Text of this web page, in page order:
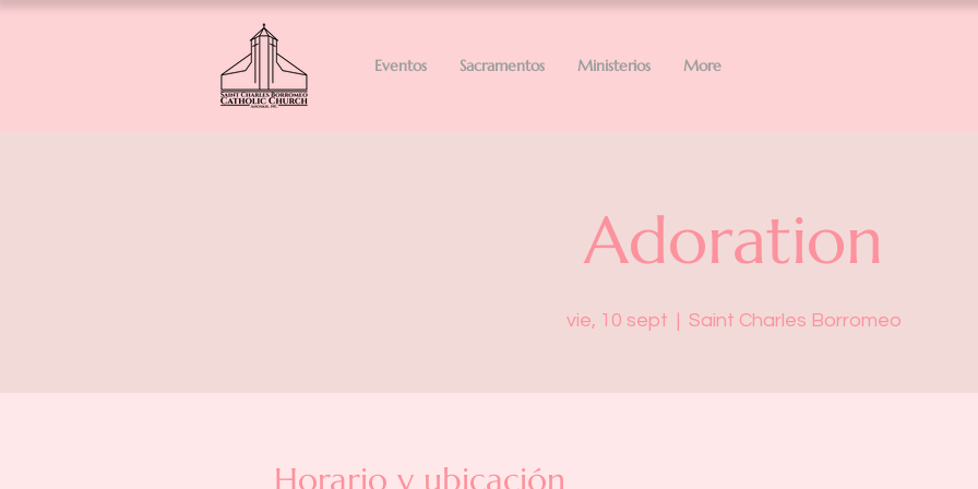
Eventos Sacramentos Ministerios More
Adoration
vie, 10 sept
  |
Saint Charles Borromeo
Horario y ubicación